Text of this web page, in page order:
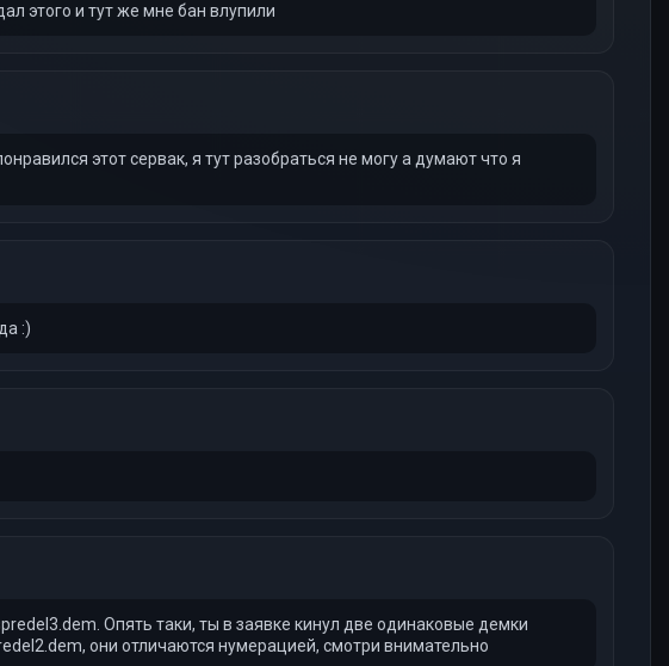
этого и тут же мне бан влупили
этот сервак, я тут разобраться не могу а думают что я
:)
Опять таки, ты в заявке кинул две одинаковые демки
они отличаются нумерацией, смотри внимательно